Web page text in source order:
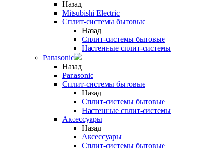
Назад
Mitsubishi Electric
Сплит-системы бытовые
Назад
Сплит-системы бытовые
Настенные сплит-системы
Panasonic
Назад
Panasonic
Сплит-системы бытовые
Назад
Сплит-системы бытовые
Настенные сплит-системы
Аксессуары
Назад
Аксессуары
Сплит-системы бытовые